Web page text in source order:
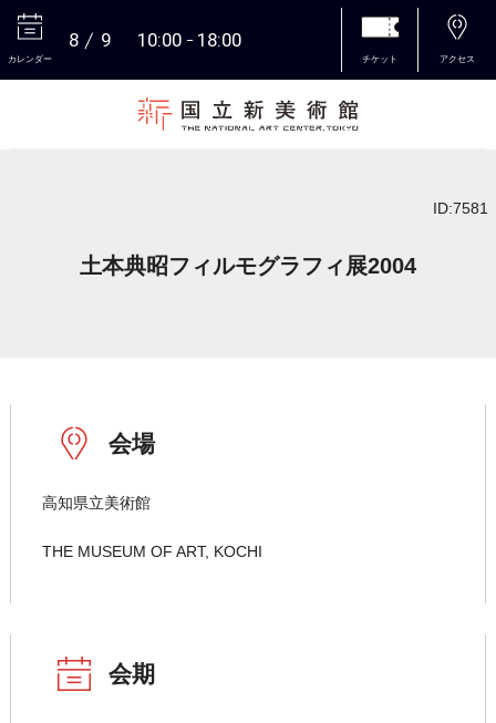
カレンダー
8 9 10:00 18:00
チケット アクセス
ID:7581
土本典昭フィルモグラフィ展2004
会場
高知県立美術館
THE MUSEUM OF ART, KOCHI
会期